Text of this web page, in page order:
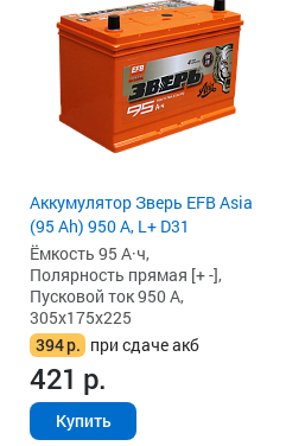
Аккумулятор Зверь EFB Asia
(95 Ah) 950 А, L+ D31
Ёмкость 95 А·ч,
Полярность прямая [+ -],
Пусковой ток 950 А,
305x175x225
394р. при сдаче акб
421 р.
Купить